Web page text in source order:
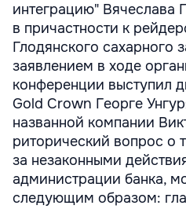
интеграцию" Вячеслава
в причастности к
Глодянского сахарного
заявлением в ходе
конференции выступил
Gold Crown Георге
названной компании
риторический вопрос о
за незаконными
администрации банка,
следующим образом: